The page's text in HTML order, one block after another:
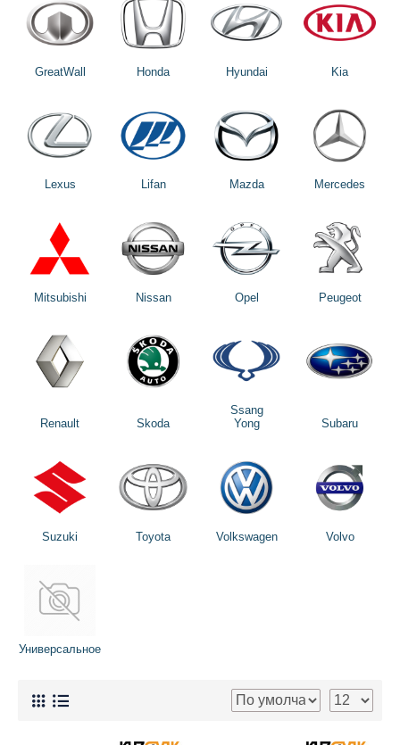
GreatWall Honda Hyundai Kia
Lexus Lifan Mazda Mercedes
Mitsubishi Nissan Opel Peugeot
Renault Skoda
Ssang
Yong
Subaru
Suzuki Toyota Volkswagen Volvo
Универсальное